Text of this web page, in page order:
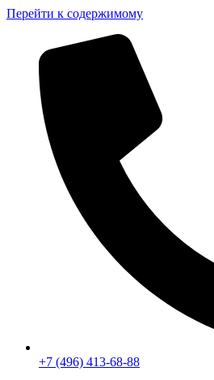
Перейти к содержимому
+7 (496) 413-68-88